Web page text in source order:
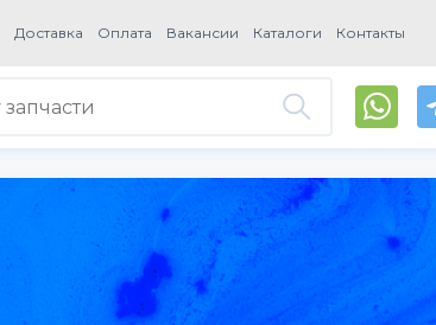
Доставка Оплата Вакансии Каталоги Контакты